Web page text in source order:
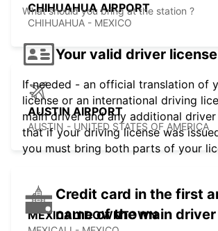
CHIHUAHUA AIRPORT
CHIHUAHUA - MEXICO
AUSTIN AIRPORT
AUSTIN - UNITED STATES OF AMERICA
MEXICALI DOWNTOWN
What should you bring at the station ?
Your valid driver license
If needed - an official translation of
license or an international driving
main driver and any additional
that if your driving license was
you must bring both parts of your
Credit card in the first
name of the main driver